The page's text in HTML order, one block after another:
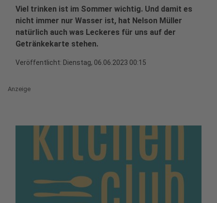
Viel trinken ist im Sommer wichtig. Und damit es
nicht immer nur Wasser ist, hat Nelson Müller
natürlich auch was Leckeres für uns auf der
Getränkekarte stehen.
Veröffentlicht: Dienstag, 06.06.2023 00:15
Anzeige